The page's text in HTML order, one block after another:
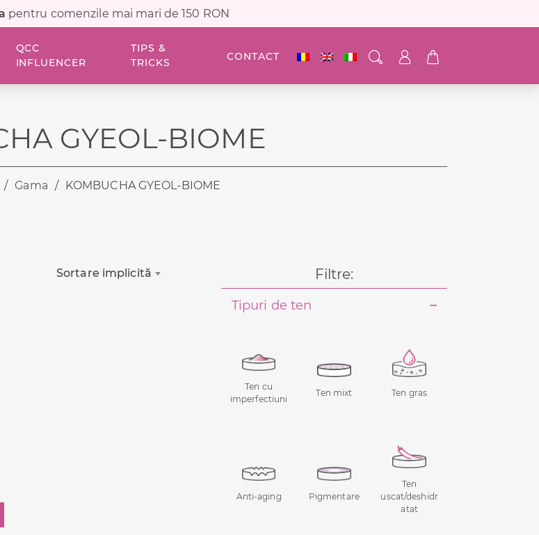
pentru comenzile mai mari de 150 RON
QCC
INFLUENCER
TIPS &
TRICKS
CONTACT
GYEOL-BIOME
/ Gama / KOMBUCHA GYEOL-BIOME
Sortare implicită Filtre:
Tipuri de ten
Ten cu
imperfectiuni
Ten mixt Ten gras
Anti-aging Pigmentare
Ten
uscat/deshidr
atat